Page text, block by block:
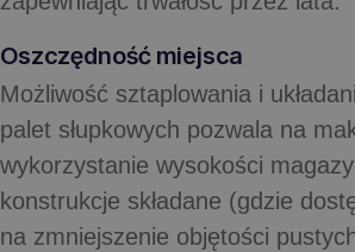
Oszczędność miejsca
Możliwość sztaplowania i
palet słupkowych pozwala na
wykorzystanie wysokości
konstrukcje składane (gdzie
na zmniejszenie objętości